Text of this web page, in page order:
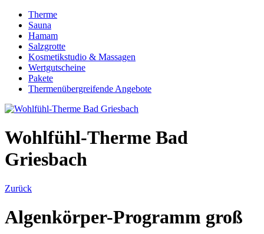
Therme
Sauna
Hamam
Salzgrotte
Kosmetikstudio & Massagen
Wertgutscheine
Pakete
Thermenübergreifende Angebote
Wohlfühl-Therme Bad
Griesbach
Zurück
Algenkörper-Programm groß